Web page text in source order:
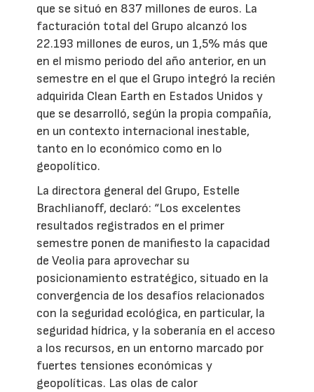
que se situó en 837 millones de euros. La
facturación total del Grupo alcanzó los
22.193 millones de euros, un 1,5% más que
en el mismo periodo del año anterior, en un
semestre en el que el Grupo integró la recién
adquirida Clean Earth en Estados Unidos y
que se desarrolló, según la propia compañía,
en un contexto internacional inestable,
tanto en lo económico como en lo
geopolítico.
La directora general del Grupo, Estelle
Brachlianoff, declaró: “Los excelentes
resultados registrados en el primer
semestre ponen de manifiesto la capacidad
de Veolia para aprovechar su
posicionamiento estratégico, situado en la
convergencia de los desafíos relacionados
con la seguridad ecológica, en particular, la
seguridad hídrica, y la soberanía en el acceso
a los recursos, en un entorno marcado por
fuertes tensiones económicas y
geopolíticas. Las olas de calor